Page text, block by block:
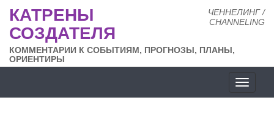
ЧЕННЕЛИНГ /
CHANNELING
КАТРЕНЫ
СОЗДАТЕЛЯ
КОММЕНТАРИИ К СОБЫТИЯМ, ПРОГНОЗЫ, ПЛАНЫ,
ОРИЕНТИРЫ
сайта